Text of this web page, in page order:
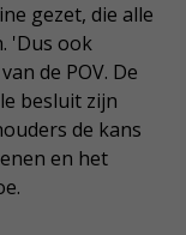
gezet, die alle
'Dus ook
de POV. De
besluit zijn
de kans
en het